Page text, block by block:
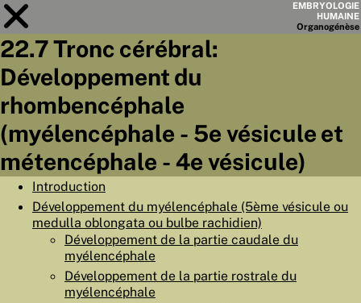
EMBRYOLOGIE
HUMAINE
Organogénèse
LISTE DES CHAPITRES
OBJECTIFS
RÉSUMÉ
ACCUEIL
22.7 Tronc cérébral:
Développement du
rhombencéphale
(myélencéphale - 5e vésicule et
métencéphale - 4e vésicule)
Introduction
Développement du myélencéphale (5ème vésicule ou
medulla oblongata ou bulbe rachidien)
Développement de la partie caudale du
myélencéphale
Développement de la partie rostrale du
myélencéphale